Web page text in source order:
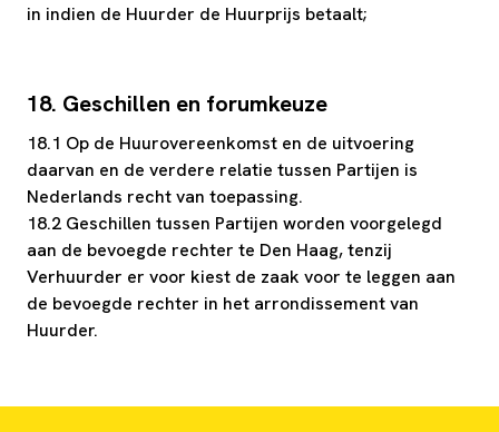
in indien de Huurder de Huurprijs betaalt;
18. Geschillen en forumkeuze
18.1 Op de Huurovereenkomst en de uitvoering
daarvan en de verdere relatie tussen Partijen is
Nederlands recht van toepassing.
18.2 Geschillen tussen Partijen worden voorgelegd
aan de bevoegde rechter te Den Haag, tenzij
Verhuurder er voor kiest de zaak voor te leggen aan
de bevoegde rechter in het arrondissement van
Huurder.